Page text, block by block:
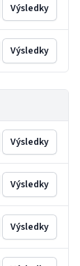
Výsledky
Výsledky
Výsledky
Výsledky
Výsledky